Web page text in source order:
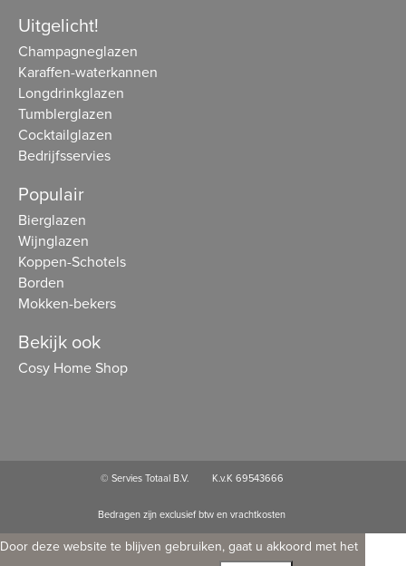
Uitgelicht!
Champagneglazen
Karaffen-waterkannen
Longdrinkglazen
Tumblerglazen
Cocktailglazen
Bedrijfsservies
Populair
Bierglazen
Wijnglazen
Koppen-Schotels
Borden
Mokken-bekers
Bekijk ook
Cosy Home Shop
© Servies Totaal B.V. K.v.K 69543666
Bedragen zijn exclusief btw en vrachtkosten
Door deze website te blijven gebruiken, gaat u akkoord met het